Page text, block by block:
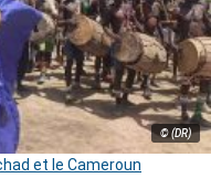
© (DR)
et le Cameroun